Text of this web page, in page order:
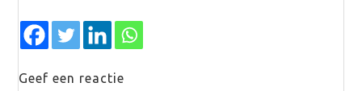
Geef een reactie